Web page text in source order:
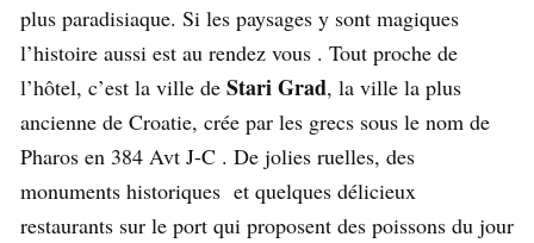
plus paradisiaque. Si les paysages y sont magiques
l’histoire aussi est au rendez vous . Tout proche de
l’hôtel, c’est la ville de Stari Grad, la ville la plus
ancienne de Croatie, crée par les grecs sous le nom de
Pharos en 384 Avt J-C . De jolies ruelles, des
monuments historiques et quelques délicieux
restaurants sur le port qui proposent des poissons du jour